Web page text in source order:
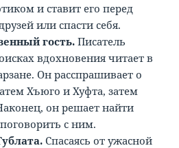
и ставит его перед
или спасти себя.
гость.Писатель
вдохновения читает в
Он расспрашивает о
Хъюго и Хуфта, затем
он решает найти
с ним.
Спасаясь от ужасной